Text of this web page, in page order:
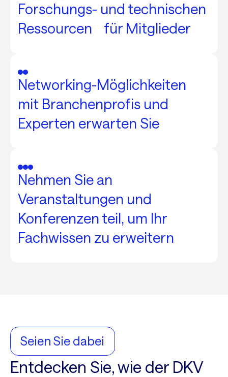
Forschungs- und technischen
Ressourcen für Mitglieder
Networking-Möglichkeiten
mit Branchenprofis und
Experten erwarten Sie
Nehmen Sie an
Veranstaltungen und
Konferenzen teil, um Ihr
Fachwissen zu erweitern
Seien Sie dabei
Entdecken Sie, wie der DKV